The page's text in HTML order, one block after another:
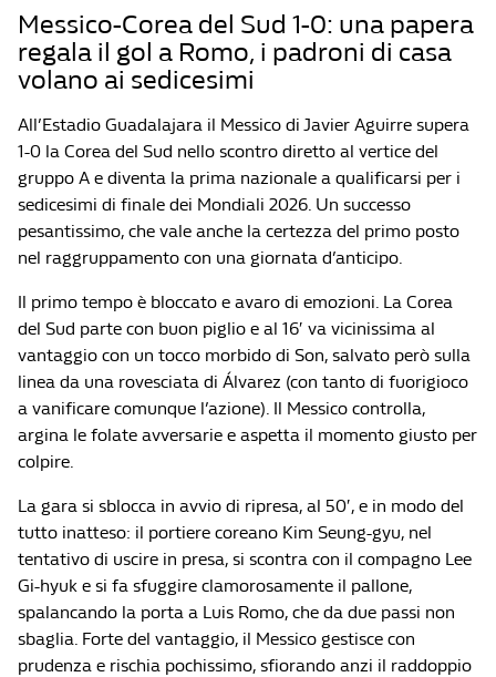
Messico-Corea del Sud 1-0: una papera
regala il gol a Romo, i padroni di casa
volano ai sedicesimi
All’Estadio Guadalajara il Messico di Javier Aguirre supera
1-0 la Corea del Sud nello scontro diretto al vertice del
gruppo A e diventa la prima nazionale a qualificarsi per i
sedicesimi di finale dei Mondiali 2026. Un successo
pesantissimo, che vale anche la certezza del primo posto
nel raggruppamento con una giornata d’anticipo.
Il primo tempo è bloccato e avaro di emozioni. La Corea
del Sud parte con buon piglio e al 16′ va vicinissima al
vantaggio con un tocco morbido di Son, salvato però sulla
linea da una rovesciata di Álvarez (con tanto di fuorigioco
a vanificare comunque l’azione). Il Messico controlla,
argina le folate avversarie e aspetta il momento giusto per
colpire.
La gara si sblocca in avvio di ripresa, al 50′, e in modo del
tutto inatteso: il portiere coreano Kim Seung-gyu, nel
tentativo di uscire in presa, si scontra con il compagno Lee
Gi-hyuk e si fa sfuggire clamorosamente il pallone,
spalancando la porta a Luis Romo, che da due passi non
sbaglia. Forte del vantaggio, il Messico gestisce con
prudenza e rischia pochissimo, sfiorando anzi il raddoppio